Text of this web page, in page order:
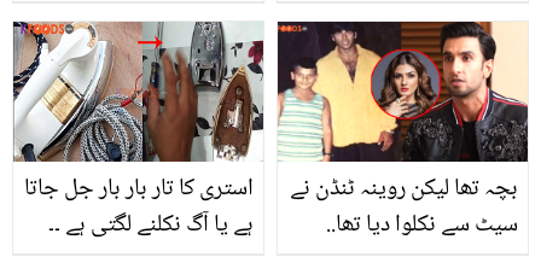
عادت کو ختم کرنے کی
زبردست ٹپ
کا مساج کریں اور بلڈ
پریشر کو نارمل بنائیں
استری کا تار بار بار جل جاتا
ہے یا آگ نکلنے لگتی ہے ۔۔
بچہ تھا لیکن روینہ ٹنڈن نے
سیٹ سے نکلوا دیا تھا..